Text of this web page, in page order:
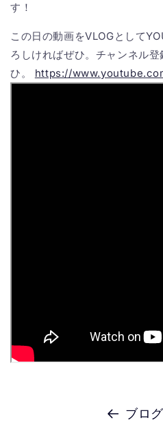
す！
この日の動画をVLOGとして
ろしければぜひ。チャンネル登
ひ。 https://
ブロ